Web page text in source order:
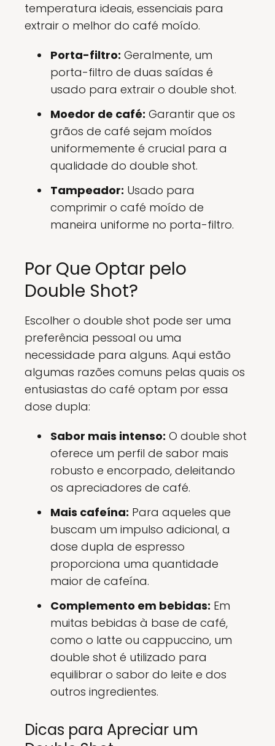
temperatura ideais, essenciais para
extrair o melhor do café moído.
Porta-filtro: Geralmente, um
porta-filtro de duas saídas é
usado para extrair o double shot.
Moedor de café: Garantir que os
grãos de café sejam moídos
uniformemente é crucial para a
qualidade do double shot.
Tampeador: Usado para
comprimir o café moído de
maneira uniforme no porta-filtro.
Por Que Optar pelo
Double Shot?
Escolher o double shot pode ser uma
preferência pessoal ou uma
necessidade para alguns. Aqui estão
algumas razões comuns pelas quais os
entusiastas do café optam por essa
dose dupla:
Sabor mais intenso: O double shot
oferece um perfil de sabor mais
robusto e encorpado, deleitando
os apreciadores de café.
Mais cafeína: Para aqueles que
buscam um impulso adicional, a
dose dupla de espresso
proporciona uma quantidade
maior de cafeína.
Complemento em bebidas: Em
muitas bebidas à base de café,
como o latte ou cappuccino, um
double shot é utilizado para
equilibrar o sabor do leite e dos
outros ingredientes.
Dicas para Apreciar um